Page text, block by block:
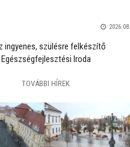
ingyenes, szülésre felkészítő
Iroda
TOVÁBBI HÍREK